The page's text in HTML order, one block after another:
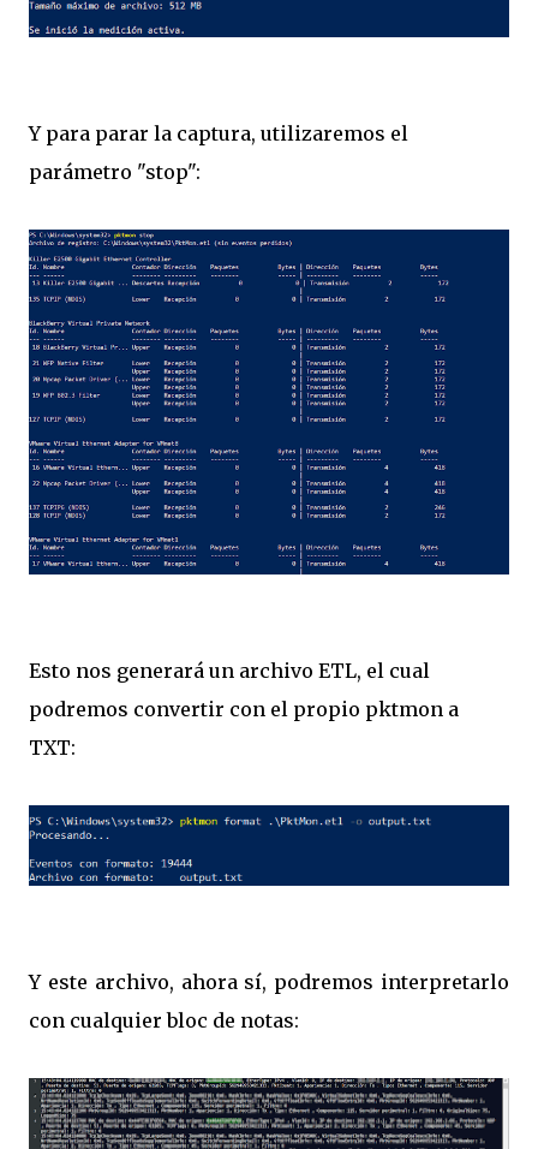
Y para parar la captura, utilizaremos el
parámetro "stop":
Esto nos generará un archivo ETL, el cual
podremos convertir con el propio pktmon a
TXT:
Y este archivo, ahora sí, podremos interpretarlo
con cualquier bloc de notas: